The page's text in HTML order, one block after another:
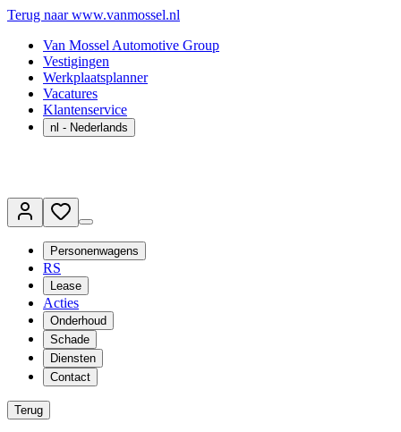
Terug naar www.vanmossel.nl
Van Mossel Automotive Group
Vestigingen
Werkplaatsplanner
Vacatures
Klantenservice
nl - Nederlands
Personenwagens
RS
Lease
Acties
Onderhoud
Schade
Diensten
Contact
Terug